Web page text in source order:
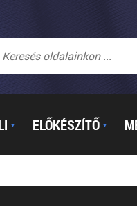
▼ ELŐKÉSZÍTŐ ▼